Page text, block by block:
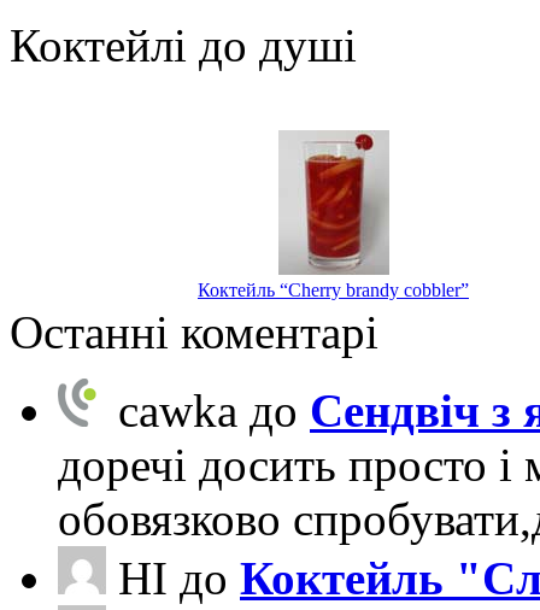
Коктейлі до душі
Коктейль “Cherry brandy cobbler”
Останні коментарі
cawka до Сендвіч з
доречі досить просто
обовязково
НІ до Коктейль